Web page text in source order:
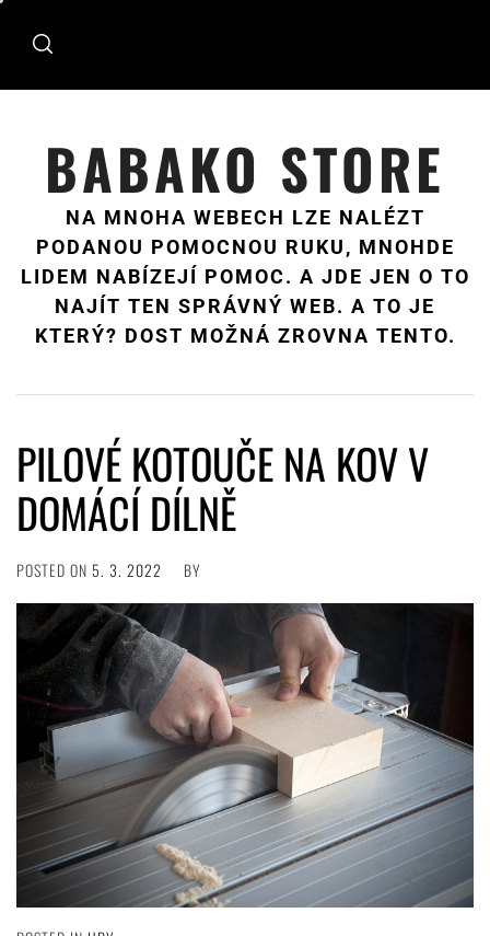
BABAKO STORE
NA MNOHA WEBECH LZE NALÉZT
PODANOU POMOCNOU RUKU, MNOHDE
LIDEM NABÍZEJÍ POMOC. A JDE JEN O TO
NAJÍT TEN SPRÁVNÝ WEB. A TO JE
KTERÝ? DOST MOŽNÁ ZROVNA TENTO.
PILOVÉ KOTOUČE NA KOV V
DOMÁCÍ DÍLNĚ
POSTED ON 5. 3. 2022 BY